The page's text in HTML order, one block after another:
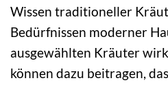
Wissen traditioneller
Bedürfnissen moderner
ausgewählten Kräuter
können dazu beitragen,